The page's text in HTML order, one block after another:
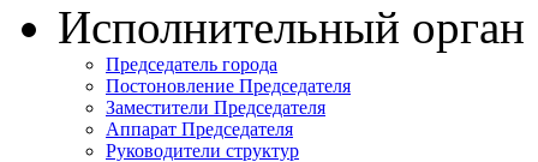
Исполнительный орган
Председатель города
Постоновление Председателя
Заместители Председателя
Аппарат Председателя
Руководители структур